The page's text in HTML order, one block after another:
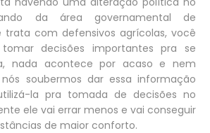
da área governamental de
trata com defensivos agrícolas, você
decisões importantes pra se
nada acontece por acaso e nem
soubermos dar essa informação
la pra tomada de decisões no
ele vai errar menos e vai conseguir
de maior conforto.